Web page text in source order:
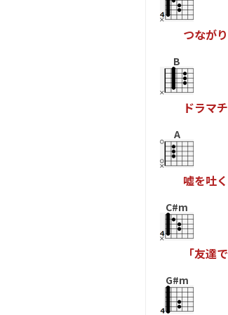
つながり
B
ドラマチ
A
嘘を吐く
C#m
「友達で
G#m